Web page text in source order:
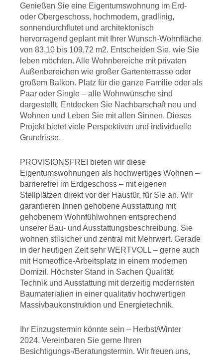
Genießen Sie eine Eigentumswohnung im Erd-
oder Obergeschoss, hochmodern, gradlinig,
sonnendurchflutet und architektonisch
hervorragend geplant mit Ihrer Wunsch-Wohnfläche
von 83,10 bis 109,72 m2. Entscheiden Sie, wie Sie
leben möchten. Alle Wohnbereiche mit privaten
Außenbereichen wie großer Gartenterrasse oder
großem Balkon. Platz für die ganze Familie oder als
Paar oder Single – alle Wohnwünsche sind
dargestellt. Entdecken Sie Nachbarschaft neu und
Wohnen und Leben Sie mit allen Sinnen. Dieses
Projekt bietet viele Perspektiven und individuelle
Grundrisse.
PROVISIONSFREI bieten wir diese
Eigentumswohnungen als hochwertiges Wohnen –
barrierefrei im Erdgeschoss – mit eigenen
Stellplätzen direkt vor der Haustür, für Sie an. Wir
garantieren Ihnen gehobene Ausstattung mit
gehobenem Wohnfühlwohnen entsprechend
unserer Bau- und Ausstattungsbeschreibung. Sie
wohnen stilsicher und zentral mit Mehrwert. Gerade
in der heutigen Zeit sehr WERTVOLL – gerne auch
mit Homeoffice-Arbeitsplatz in einem modernen
Domizil. Höchster Stand in Sachen Qualität,
Technik und Ausstattung mit derzeitig modernsten
Baumaterialien in einer qualitativ hochwertigen
Massivbaukonstruktion und Energietechnik.
Ihr Einzugstermin könnte sein – Herbst/Winter
2024. Vereinbaren Sie gerne Ihren
Besichtigungs-/Beratungstermin. Wir freuen uns,